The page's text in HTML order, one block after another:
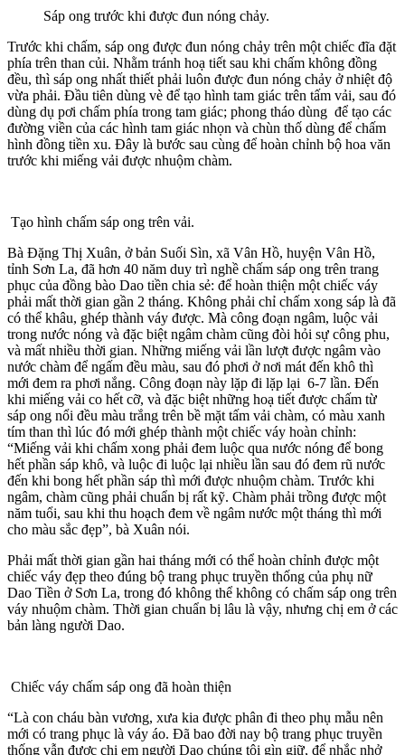
Sáp ong trước khi được đun nóng chảy.
Trước khi chấm, sáp ong được đun nóng chảy trên một chiếc đĩa đặt
phía trên than củi. Nhằm tránh hoạ tiết sau khi chấm không đồng
đều, thì sáp ong nhất thiết phải luôn được đun nóng chảy ở nhiệt độ
vừa phải. Đầu tiên dùng vè để tạo hình tam giác trên tấm vải, sau đó
dùng dụ pơi chấm phía trong tam giác; phong tháo dùng để tạo các
đường viền của các hình tam giác nhọn và chùn thố dùng để chấm
hình đồng tiền xu. Đây là bước sau cùng để hoàn chỉnh bộ hoa văn
trước khi miếng vải được nhuộm chàm.
Tạo hình chấm sáp ong trên vải.
Bà Đặng Thị Xuân, ở bản Suối Sìn, xã Vân Hồ, huyện Vân Hồ,
tỉnh Sơn La, đã hơn 40 năm duy trì nghề chấm sáp ong trên trang
phục của đồng bào Dao tiền chia sẻ: để hoàn thiện một chiếc váy
phải mất thời gian gần 2 tháng. Không phải chỉ chấm xong sáp là đã
có thể khâu, ghép thành váy được. Mà công đoạn ngâm, luộc vải
trong nước nóng và đặc biệt ngâm chàm cũng đòi hỏi sự công phu,
và mất nhiều thời gian. Những miếng vải lần lượt được ngâm vào
nước chàm để ngấm đều màu, sau đó phơi ở nơi mát đến khô thì
mới đem ra phơi nắng. Công đoạn này lặp đi lặp lại 6-7 lần. Đến
khi miếng vải co hết cỡ, và đặc biệt những hoạ tiết được chấm từ
sáp ong nổi đều màu trắng trên bề mặt tấm vải chàm, có màu xanh
tím than thì lúc đó mới ghép thành một chiếc váy hoàn chỉnh:
“Miếng vải khi chấm xong phải đem luộc qua nước nóng để bong
hết phần sáp khô, và luộc đi luộc lại nhiều lần sau đó đem rũ nước
đến khi bong hết phần sáp thì mới được nhuộm chàm. Trước khi
ngâm, chàm cũng phải chuẩn bị rất kỹ. Chàm phải trồng được một
năm tuổi, sau khi thu hoạch đem về ngâm nước một tháng thì mới
cho màu sắc đẹp”, bà Xuân nói.
Phải mất thời gian gần hai tháng mới có thể hoàn chỉnh được một
chiếc váy đẹp theo đúng bộ trang phục truyền thống của phụ nữ
Dao Tiền ở Sơn La, trong đó không thể không có chấm sáp ong trên
váy nhuộm chàm. Thời gian chuẩn bị lâu là vậy, nhưng chị em ở các
bản làng người Dao.
Chiếc váy chấm sáp ong đã hoàn thiện
“Là con cháu bàn vương, xưa kia được phân đi theo phụ mẫu nên
mới có trang phục là váy áo. Đã bao đời nay bộ trang phục truyền
thống vẫn được chị em người Dao chúng tôi gìn giữ, để nhắc nhở